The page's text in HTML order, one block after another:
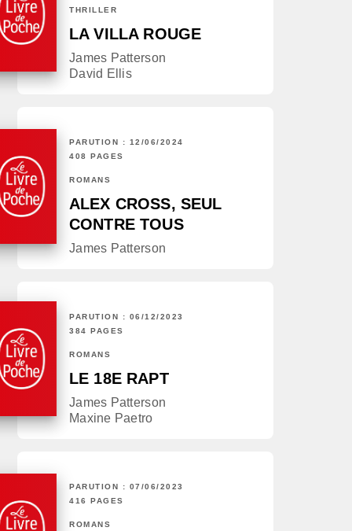
THRILLER
LA VILLA ROUGE
James Patterson
David Ellis
PARUTION : 12/06/2024
408 PAGES
ROMANS
ALEX CROSS, SEUL
CONTRE TOUS
James Patterson
PARUTION : 06/12/2023
384 PAGES
ROMANS
LE 18E RAPT
James Patterson
Maxine Paetro
PARUTION : 07/06/2023
416 PAGES
ROMANS